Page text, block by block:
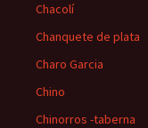
Chacolí
Chanquete de plata
Charo Garcia
Chino
Chinorros -taberna